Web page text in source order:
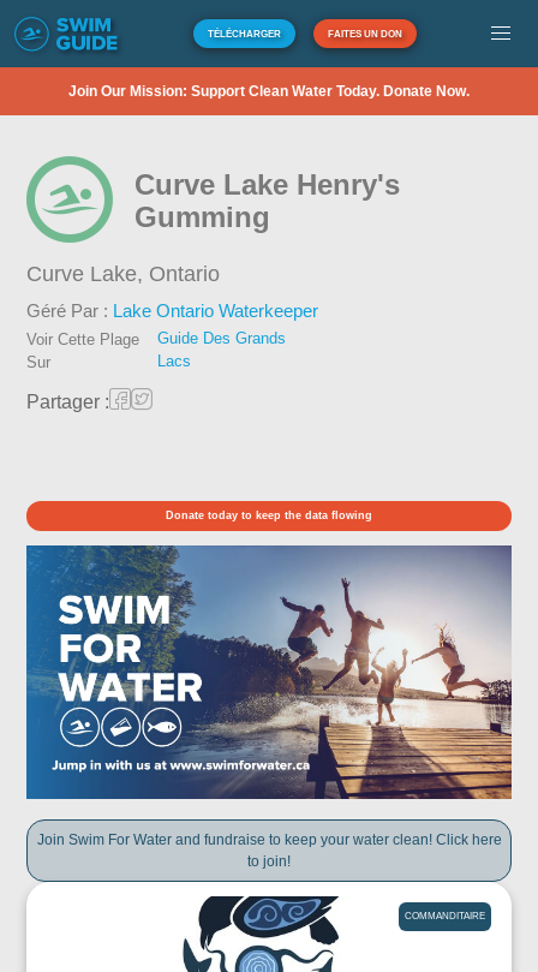
TÉLÉCHARGER FAITES UN DON
Join Our Mission: Support Clean Water Today. Donate Now.
Curve Lake Henry's
Gumming
Curve Lake, Ontario
Géré Par : Lake Ontario Waterkeeper
Voir Cette Plage
Sur
Guide Des Grands
Lacs
Partager :
Donate today to keep the data flowing
Join Swim For Water and fundraise to keep your water clean! Click here
to join!
COMMANDITAIRE